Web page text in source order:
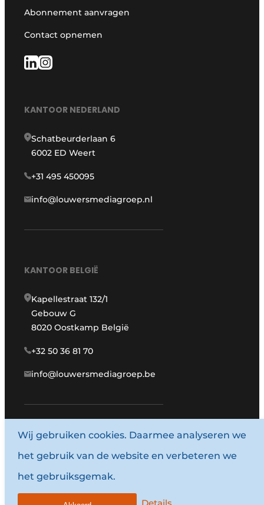
Abonnement aanvragen
Contact opnemen
KANTOOR NEDERLAND
Schatbeurderlaan 6
6002 ED Weert
+31 495 450095
info@louwersmediagroep.nl
KANTOOR BELGIË
Kapellestraat 132/1
Gebouw G
8020 Oostkamp België
+32 50 36 81 70
info@louwersmediagroep.be
www.louwersmediagroep.com
© 1987 - 2026 Louwersmediagroep.
Algemene voorwaarden
Wij gebruiken cookies. Daarmee analyseren we
het gebruik van de website en verbeteren we
het gebruiksgemak.